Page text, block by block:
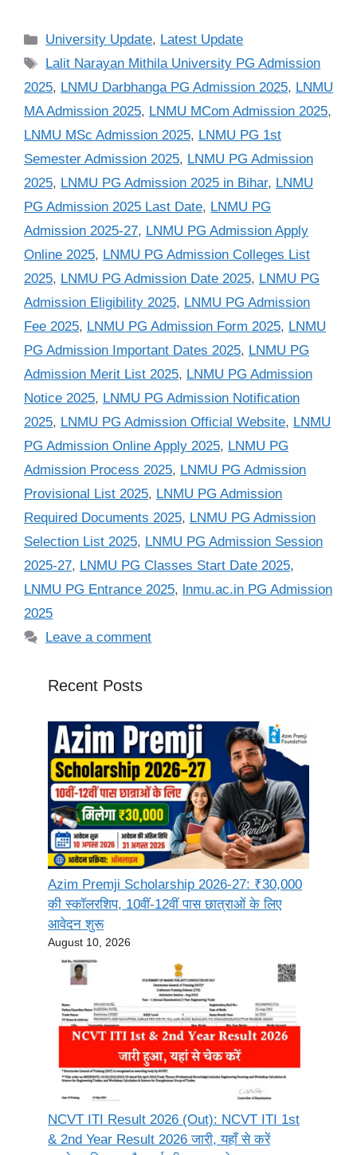
Categories
University Update, Latest Update
Tags
Lalit Narayan Mithila University PG Admission
2025, LNMU Darbhanga PG Admission 2025, LNMU
MA Admission 2025, LNMU MCom Admission 2025,
LNMU MSc Admission 2025, LNMU PG 1st
Semester Admission 2025, LNMU PG Admission
2025, LNMU PG Admission 2025 in Bihar, LNMU
PG Admission 2025 Last Date, LNMU PG
Admission 2025-27, LNMU PG Admission Apply
Online 2025, LNMU PG Admission Colleges List
2025, LNMU PG Admission Date 2025, LNMU PG
Admission Eligibility 2025, LNMU PG Admission
Fee 2025, LNMU PG Admission Form 2025, LNMU
PG Admission Important Dates 2025, LNMU PG
Admission Merit List 2025, LNMU PG Admission
Notice 2025, LNMU PG Admission Notification
2025, LNMU PG Admission Official Website, LNMU
PG Admission Online Apply 2025, LNMU PG
Admission Process 2025, LNMU PG Admission
Provisional List 2025, LNMU PG Admission
Required Documents 2025, LNMU PG Admission
Selection List 2025, LNMU PG Admission Session
2025-27, LNMU PG Classes Start Date 2025,
LNMU PG Entrance 2025, lnmu.ac.in PG Admission
2025
Leave a comment
Recent Posts
Azim Premji Scholarship 2026-27: ₹30,000
की स्कॉलरशिप, 10वीं-12वीं पास छात्राओं के लिए
आवेदन शुरू
August 10, 2026
NCVT ITI Result 2026 (Out): NCVT ITI 1st
& 2nd Year Result 2026 जारी, यहाँ से करें